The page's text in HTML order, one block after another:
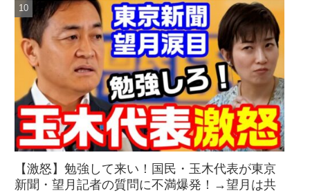
【激怒】勉強して来い！国民・玉木代表が東京
新聞・望月記者の質問に不満爆発！→望月は共